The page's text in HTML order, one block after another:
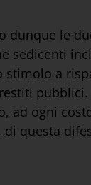
dunque le
sedicenti
a
ad ogni
di questa